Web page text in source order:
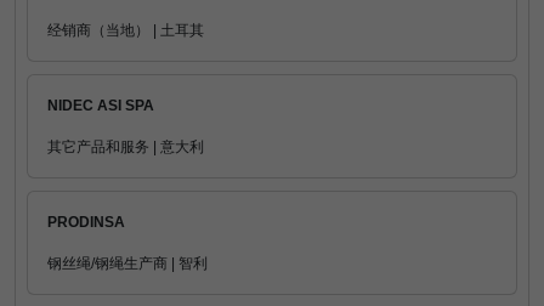
经销商（当地） | 土耳其
NIDEC ASI SPA
其它产品和服务 | 意大利
PRODINSA
钢丝绳/钢绳生产商 | 智利